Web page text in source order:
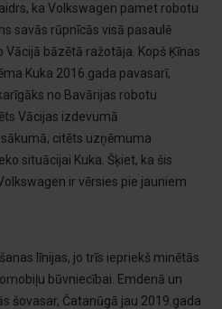
ka Volkswagen pamet robotu
savās rūpnīcās visā pasaulē
bāzētā ražotāja. Kopš Ķīnas
Kuka 2016.gada pavasarī,
no Bavārijas robotu
Vācijas izdevumā
citēts uzņēmuma
situācijai Kuka. Šķiet, ka šis
ir vērsies pie jauniem
līnijas, jo trīs iepriekš minētās
būvniecībai. Emdenā un
šovasar, Čatanūgā jau 2019.gada